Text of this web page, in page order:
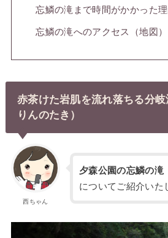
忘鱗の滝まで時間がかかった
忘鱗の滝へのアクセス（地図）
赤茶けた岩肌を流れ落ちる分
りんのたき）
西ちゃん
夕森公園の忘鱗の滝
についてご紹介いた